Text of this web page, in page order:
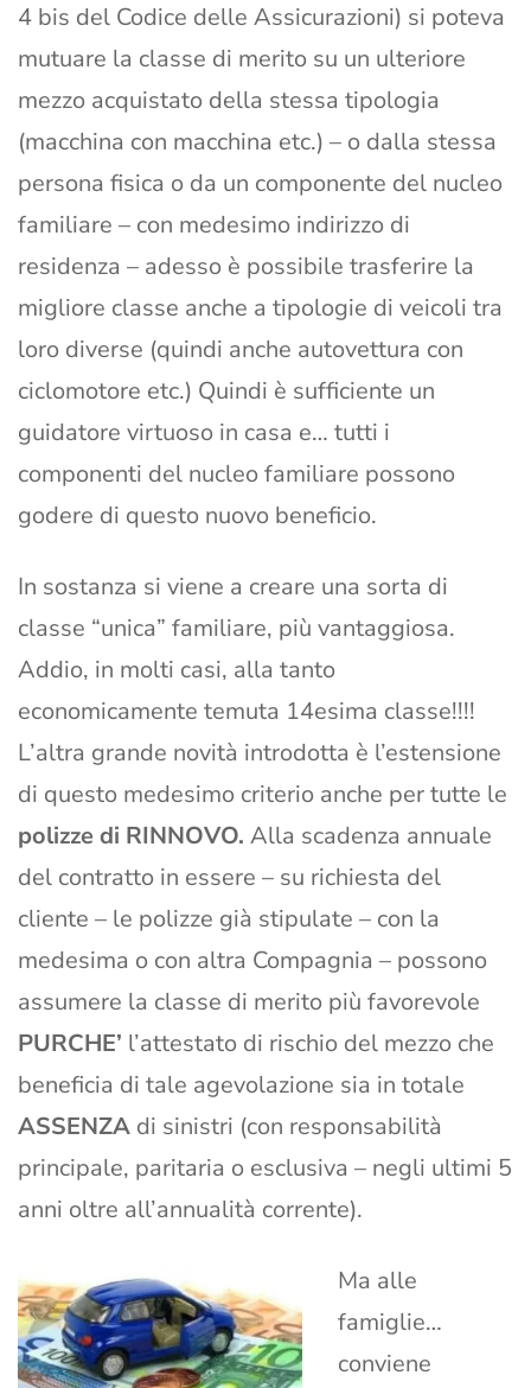
4 bis del Codice delle Assicurazioni) si poteva
mutuare la classe di merito su un ulteriore
mezzo acquistato della stessa tipologia
(macchina con macchina etc.) – o dalla stessa
persona fisica o da un componente del nucleo
familiare – con medesimo indirizzo di
residenza – adesso è possibile trasferire la
migliore classe anche a tipologie di veicoli tra
loro diverse (quindi anche autovettura con
ciclomotore etc.) Quindi è sufficiente un
guidatore virtuoso in casa e… tutti i
componenti del nucleo familiare possono
godere di questo nuovo beneficio.
In sostanza si viene a creare una sorta di
classe “unica” familiare, più vantaggiosa.
Addio, in molti casi, alla tanto
economicamente temuta 14esima classe!!!!
L’altra grande novità introdotta è l’estensione
di questo medesimo criterio anche per tutte le
polizze di RINNOVO. Alla scadenza annuale
del contratto in essere – su richiesta del
cliente – le polizze già stipulate – con la
medesima o con altra Compagnia – possono
assumere la classe di merito più favorevole
PURCHE’ l’attestato di rischio del mezzo che
beneficia di tale agevolazione sia in totale
ASSENZA di sinistri (con responsabilità
principale, paritaria o esclusiva – negli ultimi 5
anni oltre all’annualità corrente).
Ma alle
famiglie…
conviene